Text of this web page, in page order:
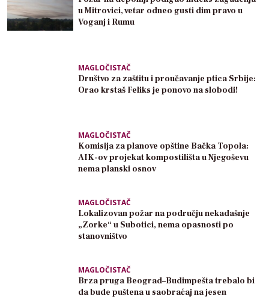
u Mitrovici, vetar odneo gusti dim pravo u
Voganj i Rumu
MAGLOČISTAČ
Društvo za zaštitu i proučavanje ptica Srbije:
Orao krstaš Feliks je ponovo na slobodi!
MAGLOČISTAČ
Komisija za planove opštine Bačka Topola:
AIK-ov projekat kompostilišta u Njegoševu
nema planski osnov
MAGLOČISTAČ
Lokalizovan požar na području nekadašnje
„Zorke“ u Subotici, nema opasnosti po
stanovništvo
MAGLOČISTAČ
Brza pruga Beograd–Budimpešta trebalo bi
da bude puštena u saobraćaj na jesen